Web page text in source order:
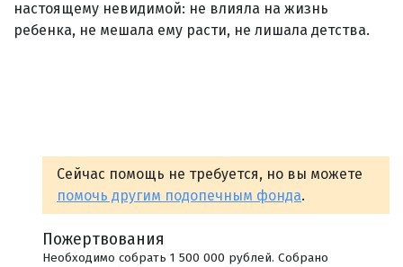
настоящему невидимой: не влияла на жизнь
ребенка, не мешала ему расти, не лишала детства.
Сейчас помощь не требуется, но вы можете
помочь другим подопечным фонда.
Пожертвования
Необходимо собрать 1 500 000 рублей. Собрано